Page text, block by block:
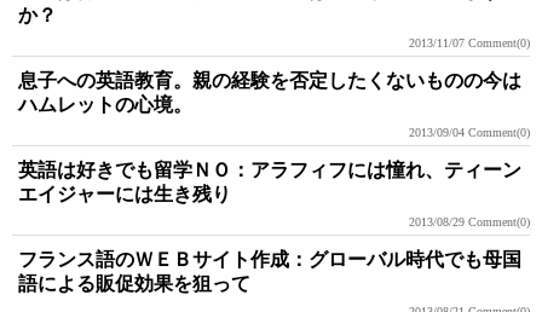
か？
2013/11/07 Comment(0)
息子への英語教育。親の経験を否定したくないものの今は
ハムレットの心境。
2013/09/04 Comment(0)
英語は好きでも留学ＮＯ：アラフィフには憧れ、ティーン
エイジャーには生き残り
2013/08/29 Comment(0)
フランス語のＷＥＢサイト作成：グローバル時代でも母国
語による販促効果を狙って